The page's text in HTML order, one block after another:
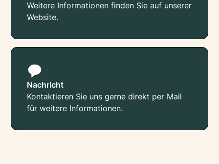
Weitere Informationen finden Sie auf unserer
Website.
Nachricht
Kontaktieren Sie uns gerne direkt per Mail
für weitere Informationen.